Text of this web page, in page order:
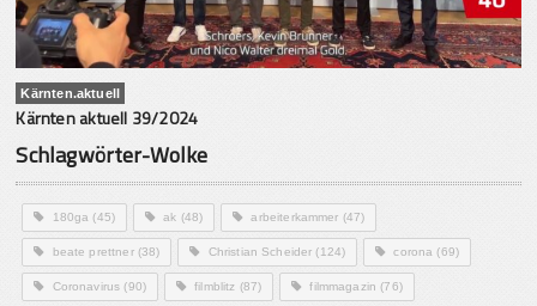
Kärnten.aktuell
Kärnten aktuell 39/2024
Schlagwörter-Wolke
180ga (45) ak (48) arbeiterkammer (47)
beate prettner(38) Christian Scheider (124) corona (69)
Coronavirus (90) filmblitz (87) filmmagazin (76)